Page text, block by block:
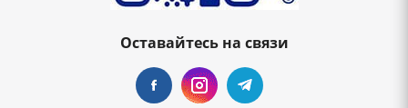
Оставайтесь на связи